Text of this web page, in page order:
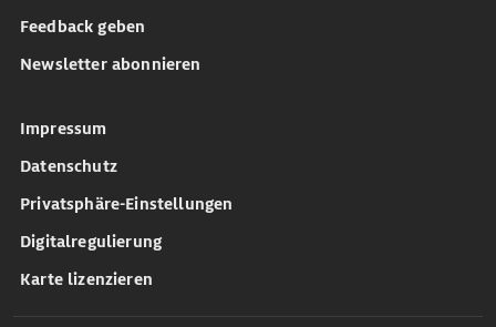
Feedback geben
Newsletter abonnieren
Impressum
Datenschutz
Privatsphäre-Einstellungen
Digitalregulierung
Karte lizenzieren